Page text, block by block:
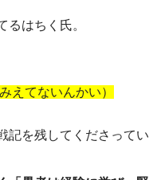
るはちく氏。
えてないんかい）
記を残してくださってい